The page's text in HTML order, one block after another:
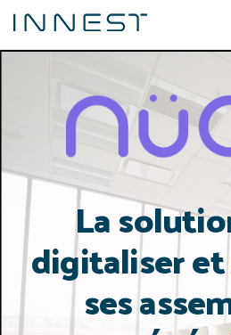
Aller
La
digitaliser
ses